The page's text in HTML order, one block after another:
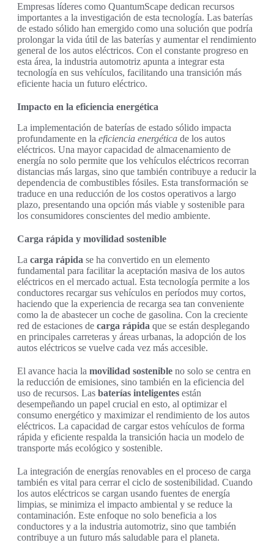
Empresas líderes como QuantumScape dedican recursos
importantes a la investigación de esta tecnología. Las baterías
de estado sólido han emergido como una solución que podría
prolongar la vida útil de las baterías y aumentar el rendimiento
general de los autos eléctricos. Con el constante progreso en
esta área, la industria automotriz apunta a integrar esta
tecnología en sus vehículos, facilitando una transición más
eficiente hacia un futuro eléctrico.
Impacto en la eficiencia energética
La implementación de baterías de estado sólido impacta
profundamente en la eficiencia energética de los autos
eléctricos. Una mayor capacidad de almacenamiento de
energía no solo permite que los vehículos eléctricos recorran
distancias más largas, sino que también contribuye a reducir la
dependencia de combustibles fósiles. Esta transformación se
traduce en una reducción de los costos operativos a largo
plazo, presentando una opción más viable y sostenible para
los consumidores conscientes del medio ambiente.
Carga rápida y movilidad sostenible
La carga rápida se ha convertido en un elemento
fundamental para facilitar la aceptación masiva de los autos
eléctricos en el mercado actual. Esta tecnología permite a los
conductores recargar sus vehículos en períodos muy cortos,
haciendo que la experiencia de recarga sea tan conveniente
como la de abastecer un coche de gasolina. Con la creciente
red de estaciones de carga rápida que se están desplegando
en principales carreteras y áreas urbanas, la adopción de los
autos eléctricos se vuelve cada vez más accesible.
El avance hacia la movilidad sostenible no solo se centra en
la reducción de emisiones, sino también en la eficiencia del
uso de recursos. Las baterías inteligentes están
desempeñando un papel crucial en esto, al optimizar el
consumo energético y maximizar el rendimiento de los autos
eléctricos. La capacidad de cargar estos vehículos de forma
rápida y eficiente respalda la transición hacia un modelo de
transporte más ecológico y sostenible.
La integración de energías renovables en el proceso de carga
también es vital para cerrar el ciclo de sostenibilidad. Cuando
los autos eléctricos se cargan usando fuentes de energía
limpias, se minimiza el impacto ambiental y se reduce la
contaminación. Este enfoque no solo beneficia a los
conductores y a la industria automotriz, sino que también
contribuye a un futuro más saludable para el planeta.